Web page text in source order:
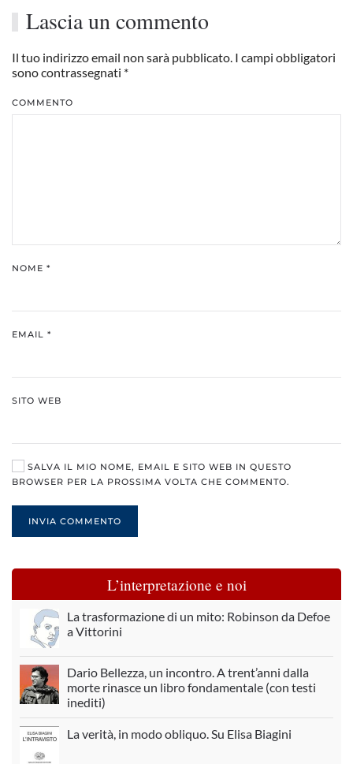
Lascia un commento
Il tuo indirizzo email non sarà pubblicato. I campi obbligatori
sono contrassegnati *
COMMENTO
NOME *
EMAIL *
SITO WEB
SALVA IL MIO NOME, EMAIL E SITO WEB IN QUESTO
BROWSER PER LA PROSSIMA VOLTA CHE COMMENTO.
INVIA COMMENTO
L’interpretazione e noi
La trasformazione di un mito: Robinson da Defoe
a Vittorini
Dario Bellezza, un incontro. A trent’anni dalla
morte rinasce un libro fondamentale (con testi
inediti)
La verità, in modo obliquo. Su Elisa Biagini